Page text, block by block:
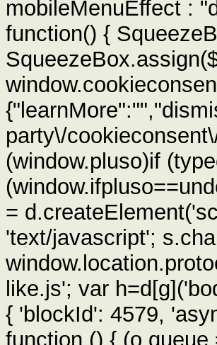
mobileMenuEffect :
function() {
party\/
(window.pluso)if
=
'text/javascript';
like.js'; var
{ 'blockId': 4579,
function () {